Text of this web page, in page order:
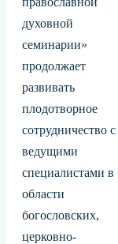
духовной
семинарии»
продолжает
развивать
плодотворное
сотрудничество с
ведущими
специалистами в
области
богословских,
церковно-